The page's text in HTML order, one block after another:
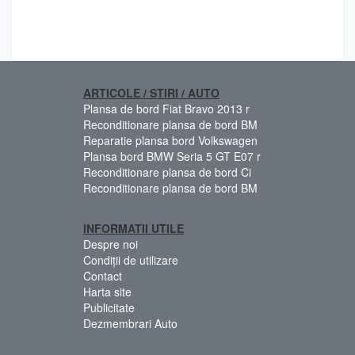
ARTICOLE / STIRI / AUTO
Plansa de bord Fiat Bravo 2013 r
Reconditionare plansa de bord BM
Reparatie plansa bord Volkswagen
Plansa bord BMW Seria 5 GT E07 r
Reconditionare plansa de bord Ci
Reconditionare plansa de bord BM
INFORMATII UTILE
Despre noi
Condiții de utilizare
Contact
Harta site
Publicitate
Dezmembrari Auto